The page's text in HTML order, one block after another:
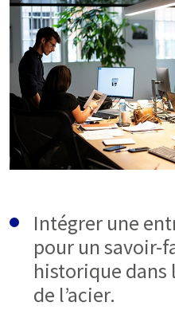
Intégrer une
pour un savoir-
historique
de l’acier.